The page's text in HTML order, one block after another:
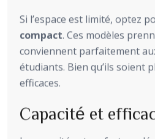
Si l’espace est limité, optez
compact. Ces modèles
conviennent parfaitement
étudiants. Bien qu’ils soient
efficaces.
Capacité et